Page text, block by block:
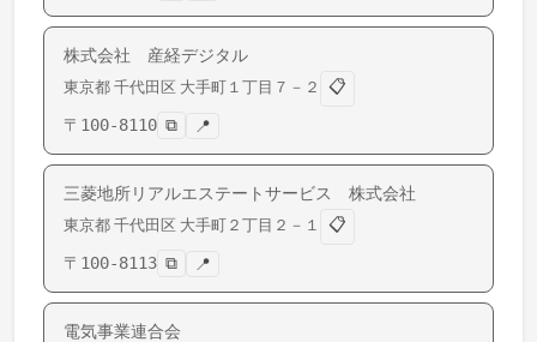
株式会社 産経デジタル
東京都 千代田区 大手町 １丁目７－２
📋
〒 100-8110 ⧉ 📍
三菱地所リアルエステートサービス 株式会社
東京都 千代田区 大手町 ２丁目２－１
📋
〒 100-8113 ⧉ 📍
電気事業連合会